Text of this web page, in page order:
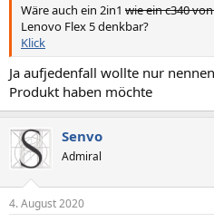
Wäre auch ein 2in1 wie ein c340
Lenovo Flex 5 denkbar?
Klick
Ja aufjedenfall wollte nur
Produkt haben möchte
Senvo
Admiral
4. August 2020